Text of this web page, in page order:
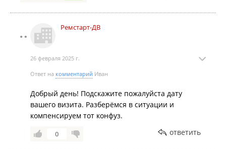
Ремстарт-ДВ
26 февраля 2025 г.
Ответ на комментарий Иван
Добрый день! Подскажите пожалуйста дату
вашего визита. Разберёмся в ситуации и
компенсируем тот конфуз.
0 ответить